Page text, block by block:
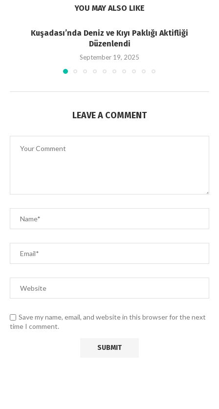
YOU MAY ALSO LIKE
Kuşadası’nda Deniz ve Kıyı Paklığı Aktifliği
Düzenlendi
September 19, 2025
LEAVE A COMMENT
Save my name, email, and website in this browser for the next
time I comment.